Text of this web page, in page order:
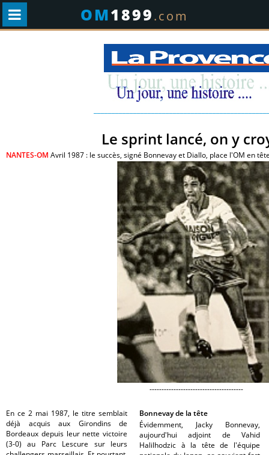
OM1899.com
Le sprint lancé, on y
NANTES-OM Avril 1987 : le succès, signé Bonnevay et Diallo, place l'OM en
---------------------------------------
En ce 2 mai 1987, le titre semblait
déjà acquis aux Girondins de
Bordeaux depuis leur nette victoire
(3-0) au Parc Lescure sur leurs
Bonnevay de la tête
Évidemment, Jacky Bonnevay,
aujourd'hui adjoint de Vahid
Halilhodzic à la tête de l'équipe